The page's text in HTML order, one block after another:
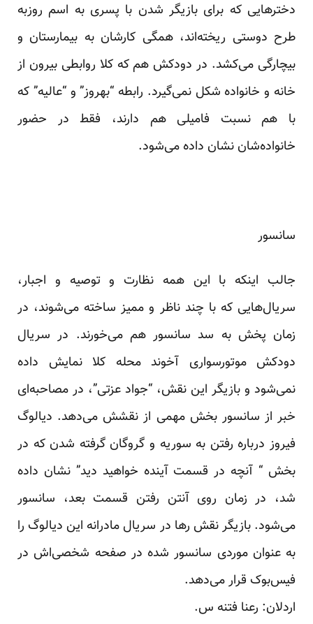
دخترهایی که برای بازیگر شدن با پسری به اسم روزبه
طرح دوستی ریخته‌اند، همگی کارشان به بیمارستان و
بیچارگی می‌کشد. در دودکش هم که کلا روابطی بیرون از
خانه و خانواده شکل نمی‌گیرد. رابطه “بهروز” و “عالیه” که
با هم نسبت فامیلی هم دارند، فقط در حضور
خانواده‌شان نشان داده می‌شود.
سانسور
جالب اینکه با این همه نظارت و توصیه و اجبار،
سریال‌هایی که با چند ناظر و ممیز ساخته می‌شوند، در
زمان پخش به سد سانسور هم می‌خورند. در سریال
دودکش موتورسواری آخوند محله کلا نمایش داده
نمی‌شود و بازیگر این نقش، “جواد عزتی”، در مصاحبه‌ای
خبر از سانسور بخش مهمی از نقشش می‌دهد. دیالوگ
فیروز درباره رفتن به سوریه و گروگان گرفته شدن که در
بخش “ آنچه در قسمت آینده خواهید دید” نشان داده
شد، در زمان روی آنتن رفتن قسمت بعد، سانسور
می‌شود. بازیگر نقش رها در سریال مادرانه این دیالوگ را
به عنوان موردی سانسور شده در صفحه‌ شخصی‌اش در
فیس‌بوک قرار می‌دهد.
اردلان: رعنا فتنه س.